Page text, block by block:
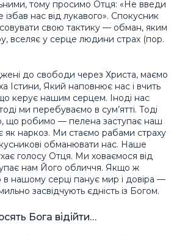
тому просимо Отця: «Не введи
ізбав нас від лукавого». Спокусник
свою тактику — обман, яким
вселяє у серце людини страх (пор.
до свободи через Христа, маємо
Істини, Який наповнює нас і вчить
керує нашим серцем. Іноді нас
ми перебуваємо в сум’ятті. Тоді
що робимо — пелена заступає наш
як наркоз. Ми стаємо рабами страху
обманювати нас. Наше
голосу Отця. Ми ховаємося від
нам Його обличчя. Якщо ж
в нашому серці панує мир і довіра —
засвідчують єдність із Богом.
Бога відійти…